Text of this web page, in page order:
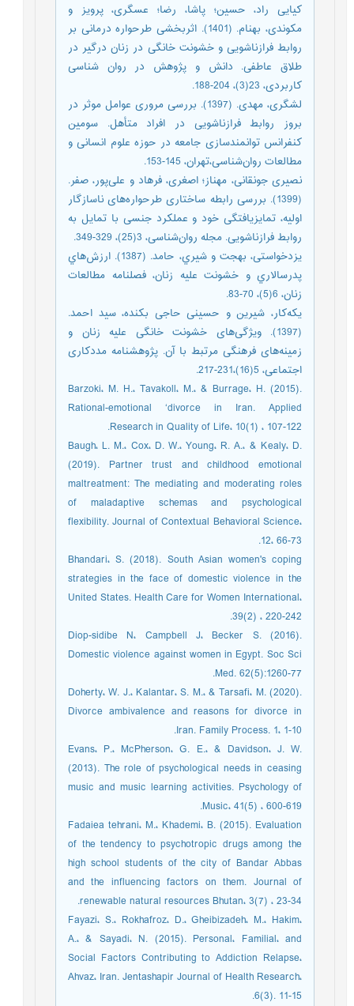
کیایی راد، حسین؛ پاشا، رضا؛ عسگری، پرویز و
مکوندی، بهنام. (1401). اثربخشی طرحواره درمانی بر
روابط فرازناشویی و خشونت خانگی در زنان درگیر در
طلاق عاطفی. دانش و پژوهش در روان شناسی
کاربردی، 23(3)، 204-188.
لشگری، مهدی. (1397). بررسی مروری عوامل موثر در
بروز روابط فرازناشویی در افراد ‌متأهل. سومین
کنفرانس توانمندسازی جامعه در حوزه علوم انسانی و
مطالعات روان‌شناسی،تهران، 145-153.
نصیری جونقانی، مهناز؛ اصغری، فرهاد و علی‌پور، صفر.
(1399). بررسی رابطه ساختاری طرحواره‌های ناسازگار
اولیه، تمایزیافتگی خود و عملکرد جنسی با تمایل به
روابط فرازناشویی. مجله روان‌شناسی، 3(25)، 329-349.
یزدخواستی، بهجت و شیري، حامد. (1387). ارزش‌هاي
پدرسالاري و خشونت علیه زنان، فصلنامه مطالعات
زنان، 6(5)، 70-83.
یکه‌کار، شیرین و حسینی حاجی بکنده، سید احمد.
(1397). ویژگی‌های خشونت خانگی علیه زنان و
زمینه‌های فرهنگی مرتبط با آن. پژوهشنامه مددکاری
اجتماعی، 5(16)،231-217.
Barzoki، M. H.، Tavakoll، M.، & Burrage، H. (2015).
Rational-emotional ‘divorce in Iran. Applied
Research in Quality of Life، 10(1) ، 107-122.
Baugh، L. M.، Cox، D. W.، Young، R. A.، & Kealy، D.
(2019). Partner trust and childhood emotional
maltreatment: The mediating and moderating roles
of maladaptive schemas and psychological
flexibility. Journal of Contextual Behavioral Science،
12، 66-73.
Bhandari، S. (2018). South Asian women's coping
strategies in the face of domestic violence in the
United States. Health Care for Women International،
39(2) ، 220-242.
Diop-sidibe N، Campbell J، Becker S. (2016).
Domestic violence against women in Egypt. Soc Sci
Med. 62(5):1260-77.
Doherty، W. J.، Kalantar، S. M.، & Tarsafi، M. (2020).
Divorce ambivalence and reasons for divorce in
Iran. Family Process. 1، 1-10.
Evans، P.، McPherson، G. E.، & Davidson، J. W.
(2013). The role of psychological needs in ceasing
music and music learning activities. Psychology of
Music، 41(5) ، 600-619.
Fadaiea tehrani، M.، Khademi، B. (2015). Evaluation
of the tendency to psychotropic drugs among the
high school students of the city of Bandar Abbas
and the influencing factors on them. Journal of
renewable natural resources Bhutan، 3(7) ، 23-34.
Fayazi، S.، Rokhafroz، D.، Gheibizadeh، M.، Hakim،
A.، & Sayadi، N. (2015). Personal، Familial، and
Social Factors Contributing to Addiction Relapse،
Ahvaz، Iran. Jentashapir Journal of Health Research،
6(3). 11-15.